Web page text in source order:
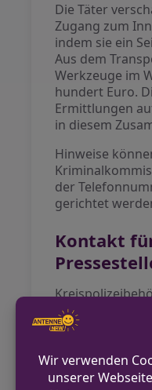
Die Täter
Zugang zum
indem sie ein
Aus dem
Werkzeuge im
hundert Euro.
Ermittlungen
in diesem
Hinweise
der
gerichtet
Kontakt
(02861) 9000